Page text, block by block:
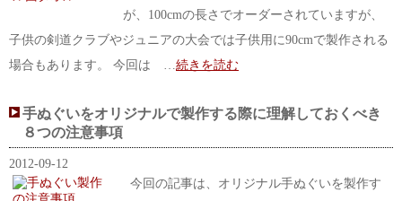
が、100cmの長さでオーダーされていますが、
子供の剣道クラブやジュニアの大会では子供用に90cmで製作される
場合もあります。 今回は …続きを読む
手ぬぐいをオリジナルで製作する際に理解しておくべき
８つの注意事項
2012-09-12
今回の記事は、オリジナル手ぬぐいを製作す